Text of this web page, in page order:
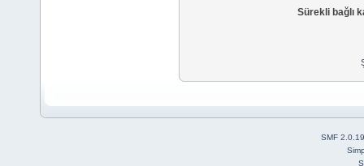
Sürekli bağlı
SMF 2.0.19